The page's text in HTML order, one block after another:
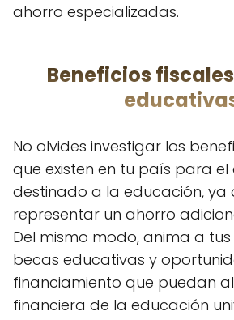
ahorro especializadas.
Beneficios
No olvides investigar los
que existen en tu país para el
destinado a la educación, ya
representar un ahorro
Del mismo modo, anima a
becas educativas y
financiamiento que puedan
financiera de la educación